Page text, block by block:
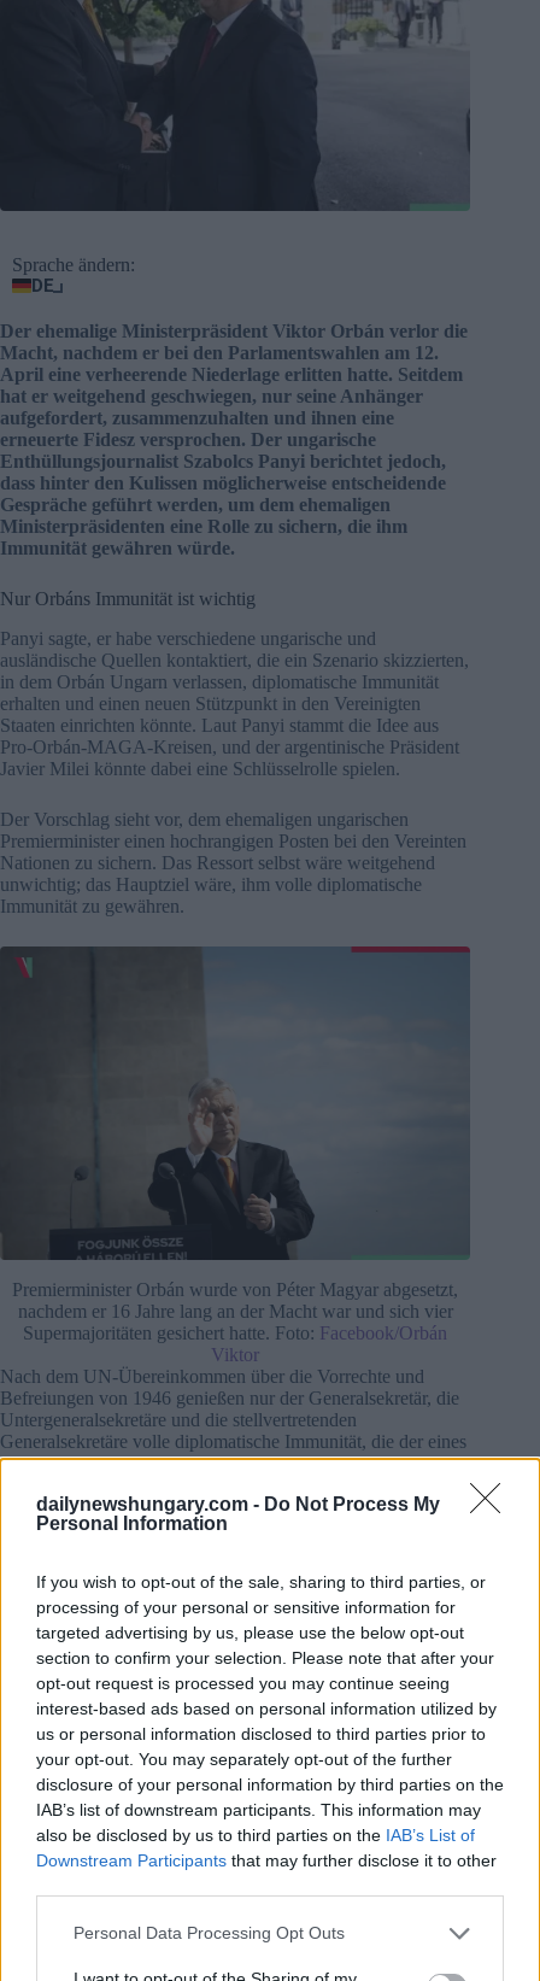
dailynewshungary.com - Do Not Process My
Personal Information
If you wish to opt-out of the sale, sharing to third parties, or
processing of your personal or sensitive information for
targeted advertising by us, please use the below opt-out
section to confirm your selection. Please note that after your
opt-out request is processed you may continue seeing
interest-based ads based on personal information utilized by
us or personal information disclosed to third parties prior to
your opt-out. You may separately opt-out of the further
disclosure of your personal information by third parties on the
IAB’s list of downstream participants. This information may
also be disclosed by us to third parties on the IAB’s List of
Downstream Participants that may further disclose it to other
Please note that this website/app uses one or more Google
Personal Data Processing Opt Outs
Sprache ändern:
DE
Der ehemalige Ministerpräsident Viktor Orbán verlor die
Macht, nachdem er bei den Parlamentswahlen am 12.
April eine verheerende Niederlage erlitten hatte. Seitdem
hat er weitgehend geschwiegen, nur seine Anhänger
aufgefordert, zusammenzuhalten und ihnen eine
erneuerte Fidesz versprochen. Der ungarische
Enthüllungsjournalist Szabolcs Panyi berichtet jedoch,
dass hinter den Kulissen möglicherweise entscheidende
Gespräche geführt werden, um dem ehemaligen
Ministerpräsidenten eine Rolle zu sichern, die ihm
Immunität gewähren würde.
Nur Orbáns Immunität ist wichtig
Panyi sagte, er habe verschiedene ungarische und
ausländische Quellen kontaktiert, die ein Szenario skizzierten,
in dem Orbán Ungarn verlassen, diplomatische Immunität
erhalten und einen neuen Stützpunkt in den Vereinigten
Staaten einrichten könnte. Laut Panyi stammt die Idee aus
Pro-Orbán-MAGA-Kreisen, und der argentinische Präsident
Javier Milei könnte dabei eine Schlüsselrolle spielen.
Der Vorschlag sieht vor, dem ehemaligen ungarischen
Premierminister einen hochrangigen Posten bei den Vereinten
Nationen zu sichern. Das Ressort selbst wäre weitgehend
unwichtig; das Hauptziel wäre, ihm volle diplomatische
Immunität zu gewähren.
Premierminister Orbán wurde von Péter Magyar abgesetzt,
nachdem er 16 Jahre lang an der Macht war und sich vier
Supermajoritäten gesichert hatte. Foto: Facebook/Orbán
Viktor
Nach dem UN-Übereinkommen über die Vorrechte und
Befreiungen von 1946 genießen nur der Generalsekretär, die
Untergeneralsekretäre und die stellvertretenden
Generalsekretäre volle diplomatische Immunität, die der eines
Botschafters entspricht und sich auch auf ihre Ehegatten und
Sonderorganisationen genießen ebenfalls volle Immunität.
UN-Beamten mit niedrigerem Rang wird nur funktionale
Handlungen, die sie in ihrer offiziellen Funktion ausführen,
vor Gerichtsverfahren schützt.
Der Besuch des ehemaligen Premierministers in den USA
könnte der Sache dienen
Eine Quelle sagte Panyi, dass sowohl die Vereinigten Staaten
als auch Argentiniens Präsident Javier Milei den Plan
unterstützen könnten. Mileis Unterstützung könnte sich als
entscheidend erweisen, da der nächste UN-Generalsekretär
Rafael Grossi, ein Argentinier und Leiter der Internationalen
Atomenergiebehörde, sein könnte.
Haben Sie diesen Artikel gelesen?Budapest Pride 2026: